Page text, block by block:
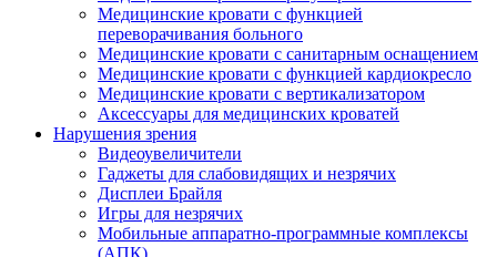
Медицинские кровати с функцией
переворачивания больного
Медицинские кровати с санитарным оснащением
Медицинские кровати с функцией кардиокресло
Медицинские кровати с вертикализатором
Аксессуары для медицинских кроватей
Нарушения зрения
Видеоувеличители
Гаджеты для слабовидящих и незрячих
Дисплеи Брайля
Игры для незрячих
Мобильные аппаратно-программные комплексы
(АПК)